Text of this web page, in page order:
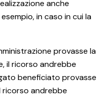
anche
in caso in cui la
provasse la
il ricorso andrebbe
beneficiato provasse
ricorso andrebbe